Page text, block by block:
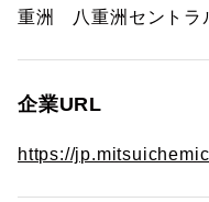
重洲 八重洲セントラ
企業URL
https://